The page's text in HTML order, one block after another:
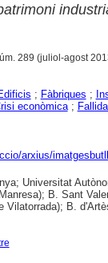
289 (juliol-agost
; Fàbriques ;
econòmica;
arxius/
Universitat
B. Sant
Vilatorrada); B.